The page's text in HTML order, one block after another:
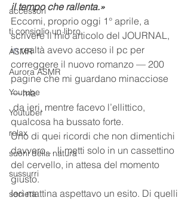
accessori
ti consiglio un libro
ASMR
Aurora ASMR
Youtube
Youtuber
relax
suoni della natura
sussurri
società
il tempo che rallenta.»
Eccomi, proprio oggi 1° aprile, a
scrivere il mio articolo del JOURNAL,
in realtà avevo acceso il pc per
correggere il nuovo romanzo — 200
pagine che mi guardano minacciose
— ma
da ieri, mentre facevo l’ellittico,
qualcosa ha bussato forte.
Uno di quei ricordi che non dimentichi
davvero… li metti solo in un cassettino
del cervello, in attesa del momento
giusto.
Ieri mattina aspettavo un esito. Di quelli